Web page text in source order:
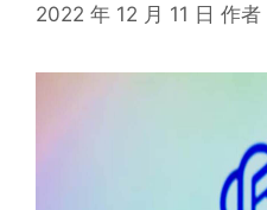
2022 年 12 月 11 日 作者